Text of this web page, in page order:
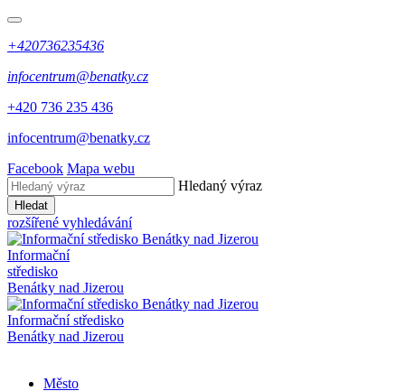
+420736235436
infocentrum@benatky.cz
+420 736 235 436
infocentrum@benatky.cz
Facebook Mapa webu
Hledaný výraz
Hledat
rozšířené vyhledávání
Informační
středisko
Benátky nad Jizerou
Informační středisko
Benátky nad Jizerou
Město